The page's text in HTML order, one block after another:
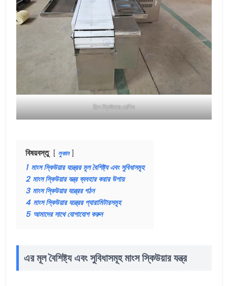
শিল্প স্কিউয়ার মেশিন
বিষয়বস্তু লুকান
1 মাংস স্কিউয়ার যন্ত্রের মূল বৈশিষ্ট্য এবং সুবিধাসমূহ
2 মাংস স্কিউয়ার যন্ত্র ব্যবহার করার উপায়
3 মাংস স্কিউয়ার যন্ত্রের গঠন
4 মাংস স্কিউয়ার যন্ত্রের প্যারামিটারসমূহ
5 আমাদের সাথে যোগাযোগ করুন
এর মূল বৈশিষ্ট্য এবং সুবিধাসমূহমাংস স্কিউয়ার যন্ত্র